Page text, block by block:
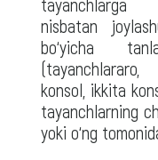
tayanchlarga
nisbatan
bo‘yicha
(tayanchlararo,
konsol, ikkita
tayanchlarning
yoki o‘ng